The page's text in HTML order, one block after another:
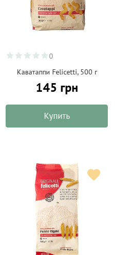
0
Каватаппи Felicetti, 500 г
145 грн
Купить